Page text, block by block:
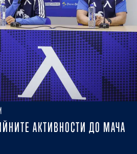
АКТИВНОСТИ ДО МАЧА